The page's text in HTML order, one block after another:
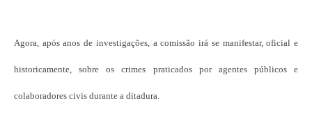
Agora, após anos de investigações, a comissão irá se manifestar, oficial e
historicamente, sobre os crimes praticados por agentes públicos e
colaboradores civis durante a ditadura.